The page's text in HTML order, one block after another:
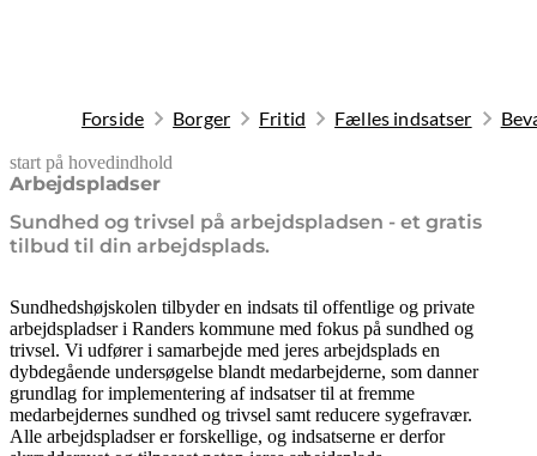
Forside Borger Fritid Fælles indsatser
start på hovedindhold
Arbejdspladser
Sundhed og trivsel på arbejdspladsen - et gratis
tilbud til din arbejdsplads.
senest opdateret 10. februar 2026
Sundhedshøjskolen tilbyder en indsats til offentlige og private
arbejdspladser i Randers kommune med fokus på sundhed og
trivsel. Vi udfører i samarbejde med jeres arbejdsplads en
dybdegående undersøgelse blandt medarbejderne, som danner
grundlag for implementering af indsatser til at fremme
medarbejdernes sundhed og trivsel samt reducere sygefravær.
Alle arbejdspladser er forskellige, og indsatserne er derfor